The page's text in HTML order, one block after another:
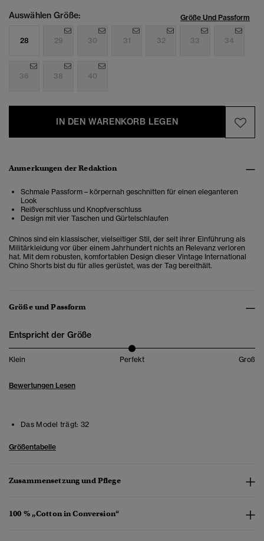
Auswählen Größe: Größe Und Passform
28 29 30 31 32 33 34
36 38 40
IN DEN WARENKORB LEGEN
Anmerkungen der Redaktion
Schmale Passform – körpernah geschnitten für einen eleganteren
Look
Reißverschluss und Knopfverschluss
Design mit vier Taschen und Gürtelschlaufen
Chinos sind ein klassischer, vielseitiger Stil, der seit ihrer Einführung als
Militärkleidung vor über einem Jahrhundert nichts an Relevanz verloren
hat. Mit dem robusten, komfortablen Design dieser Vintage International
Chino Shorts bist du für alles gerüstet, was der Tag bereithält.
Größe und Passform
Entspricht der Größe
Klein Perfekt Groß
Bewertungen Lesen
Das Model trägt: 32
Größentabelle
Zusammensetzung und Pflege
100 % „Cotton in Conversion“